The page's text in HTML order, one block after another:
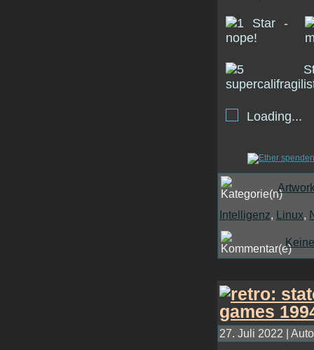
Loading...
Intelligenz, Linux,
27. Juli 2022 |